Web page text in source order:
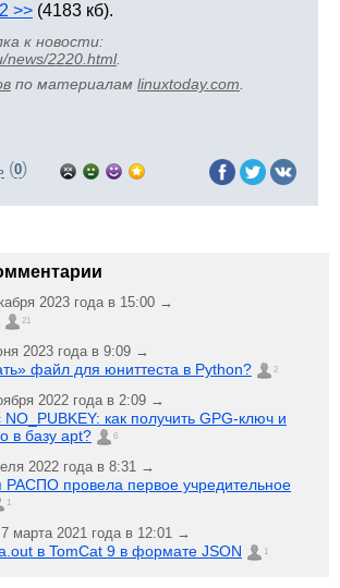
>> (4183 кб).
к новости:
news/2220.html.
по материалам linuxtoday.com
(0)
2023 года в 15:00 →
21
2023 года в 9:09 →
файл для юниттеста в Python? 2
2022 года в 2:09 →
как получить GPG-ключ и
в базу apt?
6
2022 года в 8:31 →
РАСПО провела первое учредительное
1
7 марта 2021 года в 12:01 →
в TomCat 9 в формате JSON 1